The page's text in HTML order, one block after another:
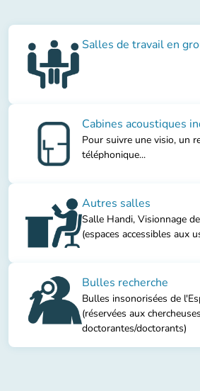
Salles de travail en
Cabines acoustiques
Pour suivre une visio, un
téléphonique...
Autres salles
Salle Handi, Visionnage
(espaces accessibles aux
Bulles recherche
Bulles insonorisées de
(réservées aux
doctorantes/doctorants)